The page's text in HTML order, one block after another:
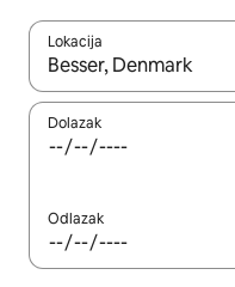
Lokacija
Kada budu dostupni
Dolazak
Odlazak